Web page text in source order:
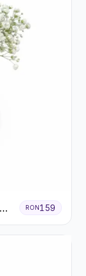
RON 159